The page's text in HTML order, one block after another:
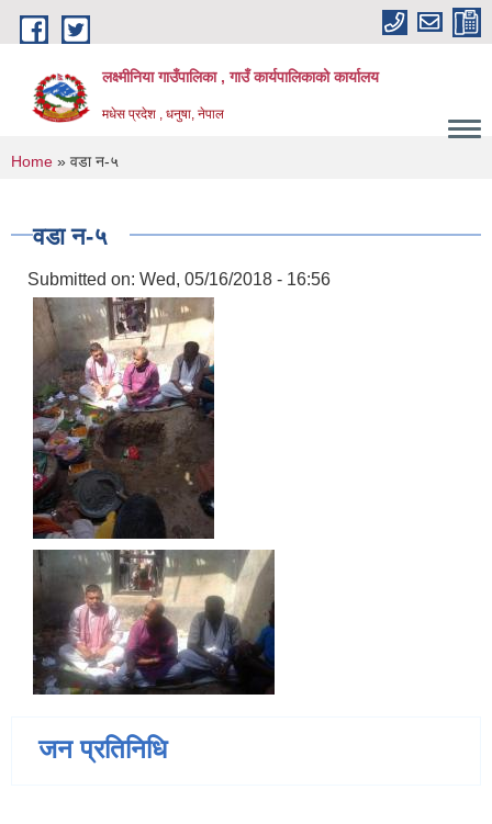
Skip to main content
लक्ष्मीनिया गाउँपालिका , गाउँ कार्यपालिकाको कार्यालय
मधेस प्रदेश , धनुषा, नेपाल
You are here
Home » वडा न-५
वडा न-५
Submitted on: Wed, 05/16/2018 - 16:56
जन प्रतिनिधि